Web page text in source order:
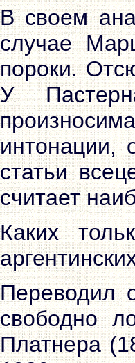
В своем
случае
пороки.
У
интонации,
статьи
считает
Каких
Переводил
свободно
Платнера